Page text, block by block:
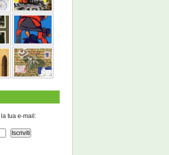
tua e-mail: